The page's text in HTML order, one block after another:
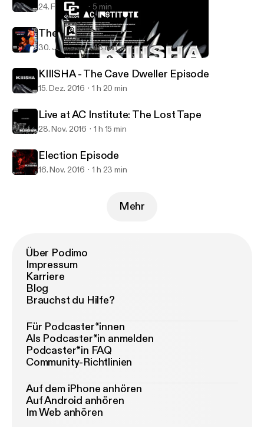
KIIISHA
24. Feb. 2017 5 min
The American Carnage Special
30. Jan. 2017 48 min
KIIISHA - The Cave Dweller Episode
15. Dez. 2016 1 h 20 min
Live at AC Institute: The Lost Tape
28. Nov. 2016 1 h 15 min
Election Episode
16. Nov. 2016 1 h 23 min
Mehr
Über Podimo
Impressum
Karriere
Blog
Brauchst du Hilfe?
Für Podcaster*innen
Als Podcaster*in anmelden
Podcaster*in FAQ
Community-Richtlinien
Auf dem iPhone anhören
Auf Android anhören
Im Web anhören